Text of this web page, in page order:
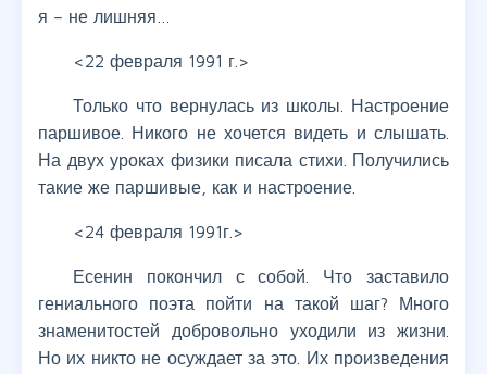
я – не лишняя…
<22 февраля 1991 г.>
Только что вернулась из школы. Настроение
паршивое. Никого не хочется видеть и слышать.
На двух уроках физики писала стихи. Получились
такие же паршивые, как и настроение.
<24 февраля 1991г.>
Есенин покончил с собой. Что заставило
гениального поэта пойти на такой шаг? Много
знаменитостей добровольно уходили из жизни.
Но их никто не осуждает за это. Их произведения